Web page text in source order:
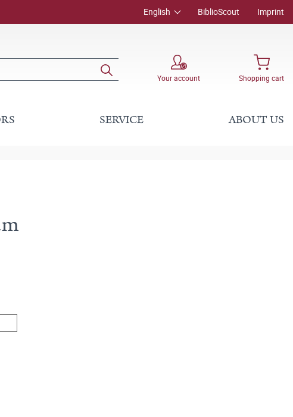
English BiblioScout Imprint
Your account Shopping cart
SERVICE ABOUT US